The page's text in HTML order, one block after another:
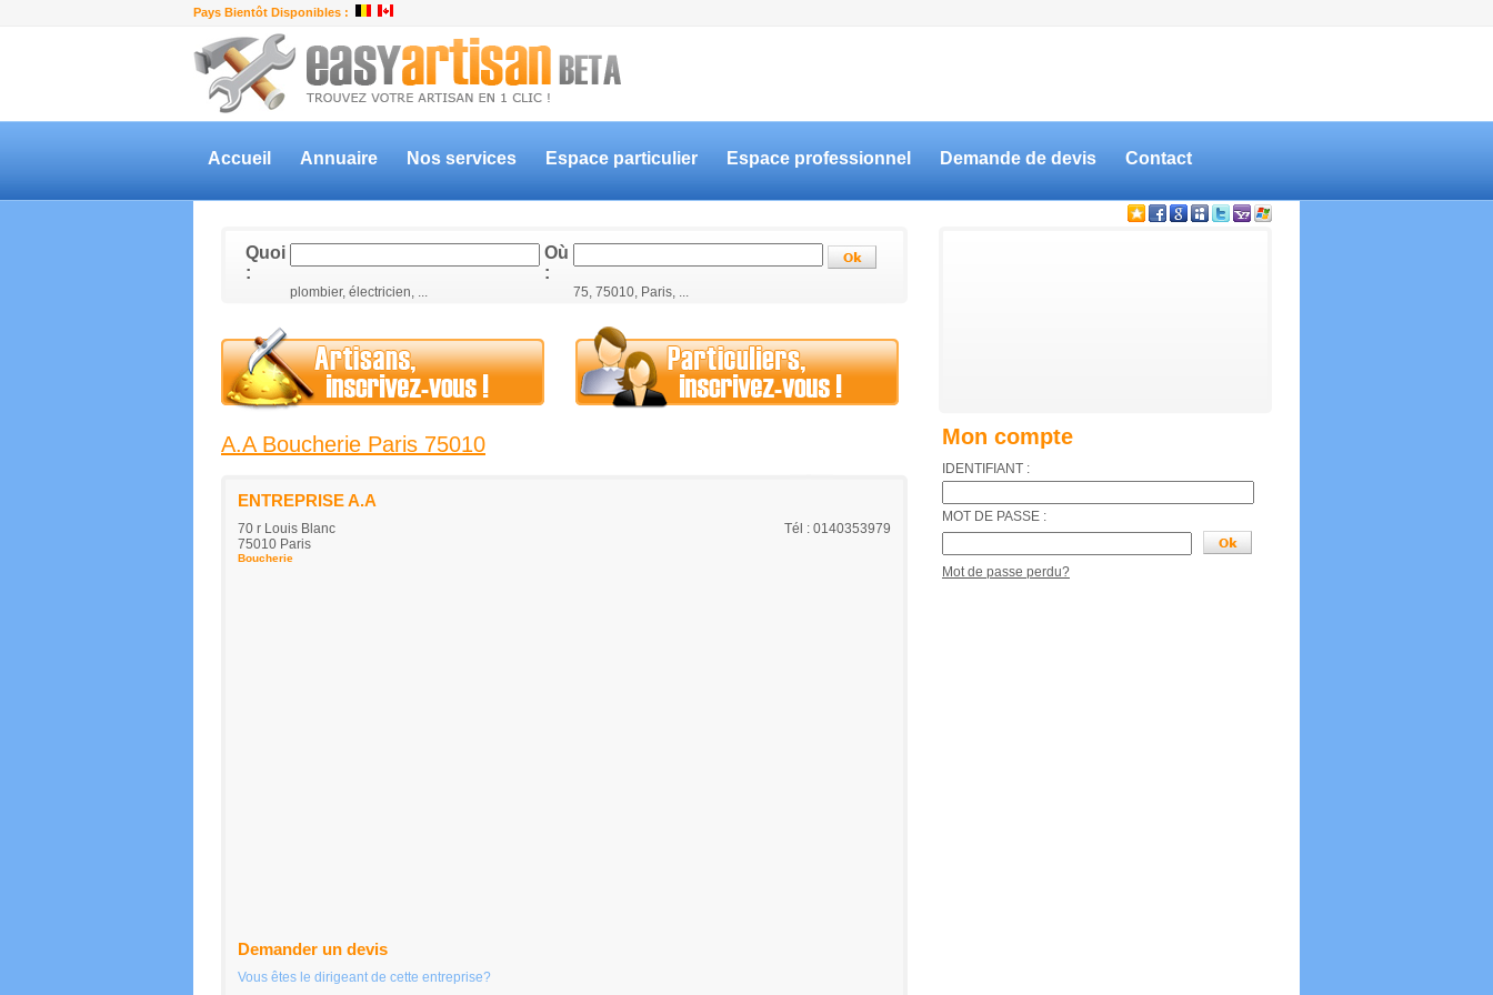
Pays Bientôt Disponibles :
Accueil Annuaire Nos services Espace particulier Espace professionnel Demande de devis Contact
Mon compte
IDENTIFIANT :
MOT DE PASSE :
Mot de passe perdu?
Quoi
:
Où
:
plombier, électricien, ... 75, 75010, Paris, ...
A.A Boucherie Paris 75010
ENTREPRISE A.A
70 r Louis Blanc
75010 Paris
Tél : 0140353979
Boucherie
Demander un devis
Vous êtes le dirigeant de cette entreprise?